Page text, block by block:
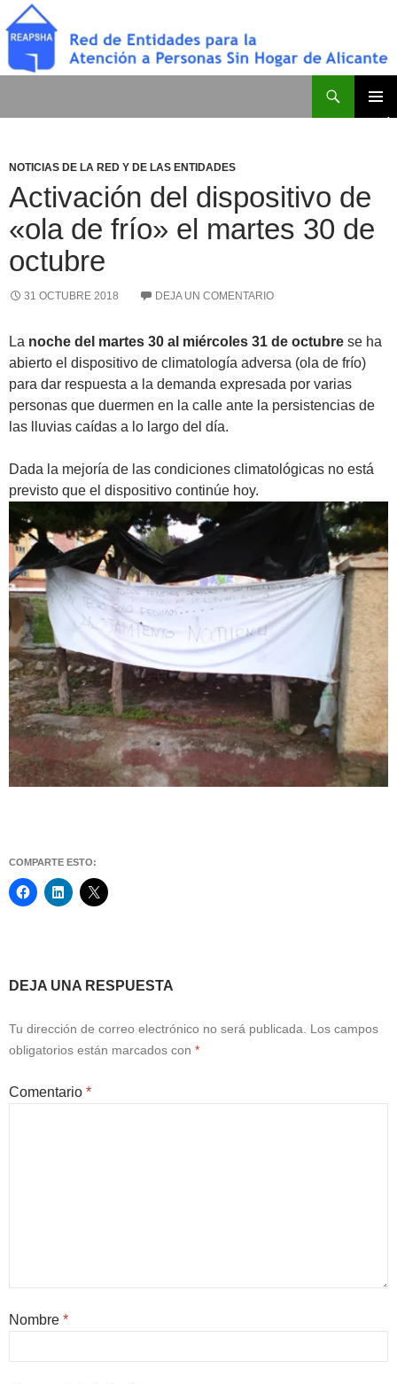
Saltar
al
contenido
Red de Entidades para la Atención a Personas Sin Hogar de Alicante
NOTICIAS DE LA RED Y DE LAS ENTIDADES
Activación del dispositivo de
«ola de frío» el martes 30 de
octubre
31 OCTUBRE 2018 DEJA UN COMENTARIO
La noche del martes 30 al miércoles 31 de octubre se ha
abierto el dispositivo de climatología adversa (ola de frío)
para dar respuesta a la demanda expresada por varias
personas que duermen en la calle ante la persistencias de
las lluvias caídas a lo largo del día.
Dada la mejoría de las condiciones climatológicas no está
previsto que el dispositivo continúe hoy.
COMPARTE ESTO:
Navegación
de
entradas
DEJA UNA RESPUESTA
Tu dirección de correo electrónico no será publicada.
Los campos
obligatorios están marcados con *
Comentario *
Nombre *